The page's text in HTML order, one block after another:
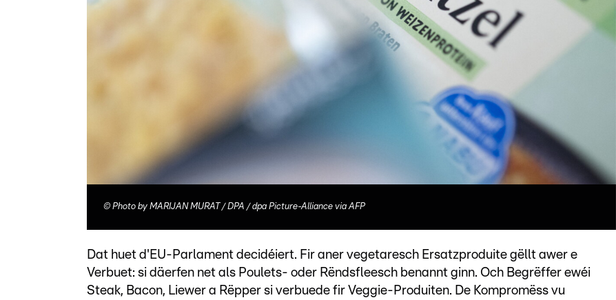
© Photo by MARIJAN MURAT / DPA / dpa Picture-Alliance via AFP
Dat huet d'EU-Parlament decidéiert. Fir aner vegetaresch Ersatzproduite gëllt awer e
Verbuet: si däerfen net als Poulets- oder Rëndsfleesch benannt ginn. Och Begrëffer ewéi
Steak, Bacon, Liewer a Rëpper si verbuede fir Veggie-Produiten. De Kompromëss vu